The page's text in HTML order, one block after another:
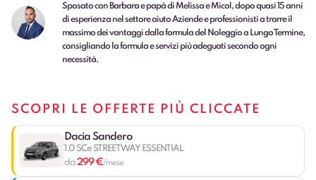
Sposato con Barbara e papà di Melissa e Micol, dopo quasi 15 anni
di esperienza nel settore aiuto Aziende e professionisti a trarre il
massimo dei vantaggi dalla formula del Noleggio a Lungo Termine,
consigliando la formula e servizi più adeguati secondo ogni
necessità.
SCOPRI LE OFFERTE PIÙ CLICCATE
Dacia Sandero
1.0 SCe STREETWAY ESSENTIAL
da299 €/mese